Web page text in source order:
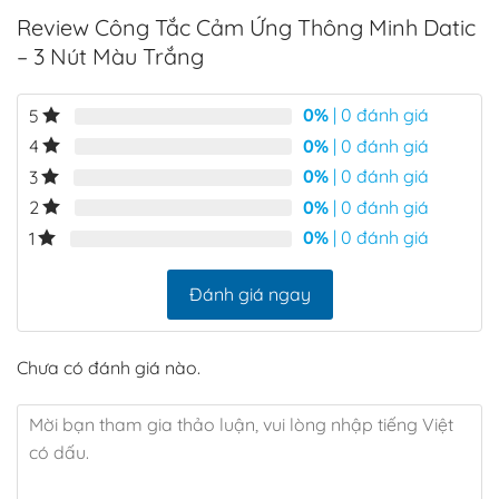
chữ nhật nên nhà cũ hay nhà mới đều có thể sử dụng đc.
Lắp đặt cực kỳ dễ dàng, chỉ mất 2-3 phút cho 1 công
412.000₫.là:
330.000₫.
450.000₫.là:
Review Công Tắc Cảm Ứng Thông Minh Datic
– 3 Nút Màu Trắng
5 0% | 0 đánh giá
4
0% | 0 đánh giá
3
0% | 0 đánh giá
2
0% | 0 đánh giá
1
0% | 0 đánh giá
Đánh giá ngay
Chưa có đánh giá nào.